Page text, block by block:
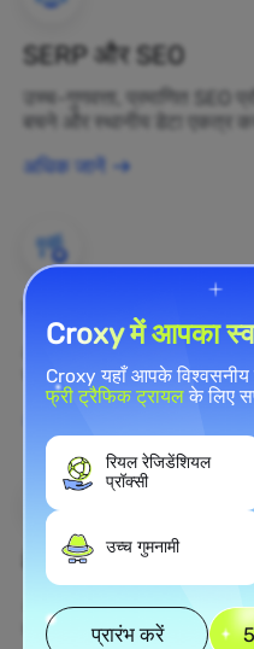
SERP और SEO
उच्च-गुणवत्ता, प्रमाणित SEO
बचने और स्थानीय डेटा एकत्र
अधिक जानें
आप रेजिडेंशियल प्रॉक्सी का
राय को वास्तविक समय में वेब
वेब स्क्रैपिंग
अज्ञात डेटा संपत्तियों को एकत्र
बदलें।
Croxy में आपका
Croxy यहाँ आपके
फ्री ट्रैफिक ट्रायल के लिए
रियल रेजिडेंशियल
प्रॉक्सी
उच्च गुमनामी
प्रारंभ करें